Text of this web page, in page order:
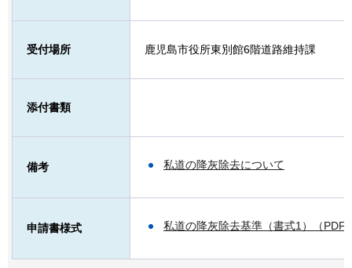
受付場所 鹿児島市役所東別館6階道路維持課
添付書類
備考 私道の降灰除去について
申請書様式 私道の降灰除去基準（書式1）（PDF